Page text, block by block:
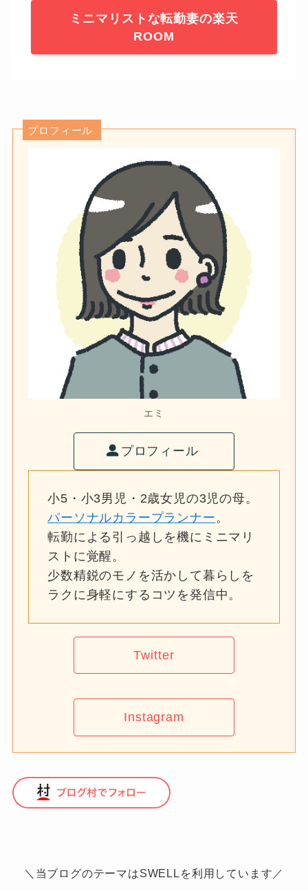
ミニマリストな転勤妻の楽天
ROOM
プロフィール
エミ
プロフィール
小5・小3男児・2歳女児の3児の母。
パーソナルカラープランナー。
転勤による引っ越しを機にミニマリ
ストに覚醒。
少数精鋭のモノを活かして暮らしを
ラクに身軽にするコツを発信中。
Twitter
Instagram
＼当ブログのテーマはSWELLを利用しています／